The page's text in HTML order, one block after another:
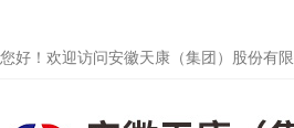
您好！欢迎访问安徽天康（集团）股份有限